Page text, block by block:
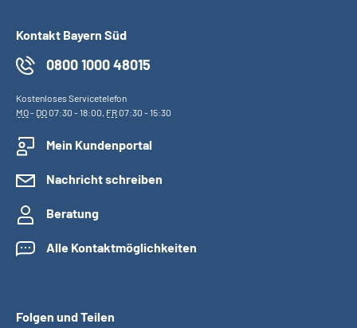
Kontakt Bayern Süd
0800 1000 48015
Kostenloses Servicetelefon
MO- DO07:30 - 18:00, FR07:30 - 15:30
Mein Kundenportal
Nachricht schreiben
Beratung
Alle Kontaktmöglichkeiten
Folgen und Teilen